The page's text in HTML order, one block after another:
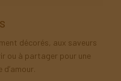
décorés, aux saveurs
ou à partager pour une